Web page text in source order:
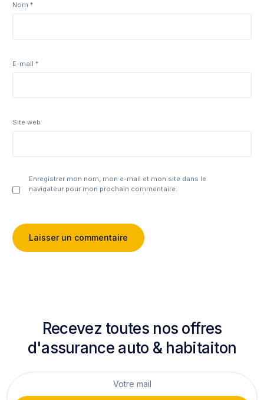
Nom*
E-mail*
Site web
Enregistrer mon nom, mon e-mail et mon site dans le
navigateur pour mon prochain commentaire.
Recevez toutes nos offres
d'assurance auto & habitaiton